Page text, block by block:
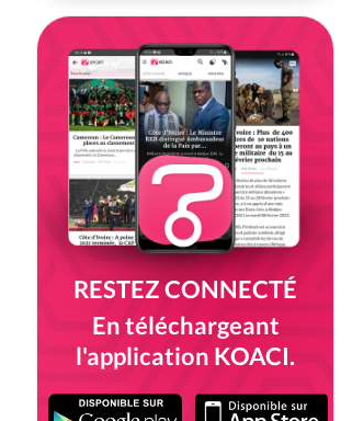
RESTEZ CONNECTÉ
En téléchargeant
l'application KOACI.